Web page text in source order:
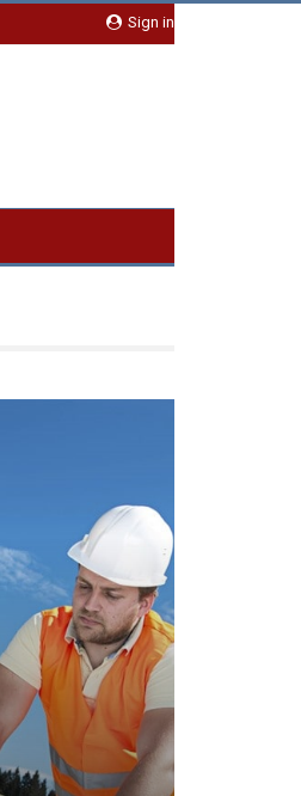
Sign in